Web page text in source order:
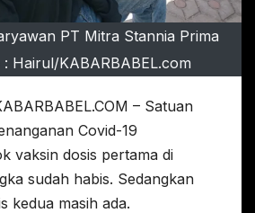
PT Mitra Stannia Prima
Hairul/KABARBABEL.com
– Satuan
Covid-19
vaksin dosis pertama di
sudah habis. Sedangkan
kedua masih ada.